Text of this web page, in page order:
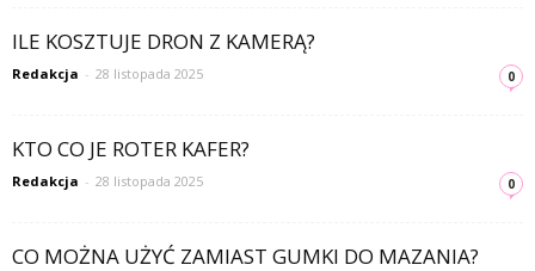
ILE KOSZTUJE DRON Z KAMERĄ?
Redakcja - 28 listopada 2025 0
KTO CO JE ROTER KAFER?
Redakcja - 28 listopada 2025 0
CO MOŻNA UŻYĆ ZAMIAST GUMKI DO MAZANIA?